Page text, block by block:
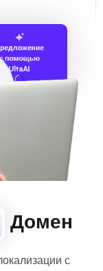
помощью
UltaAI
Домен
с